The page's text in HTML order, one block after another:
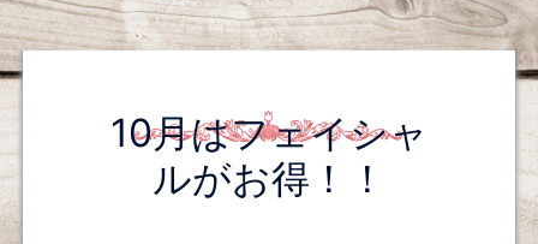
10月はフェイシャ
ルがお得！！